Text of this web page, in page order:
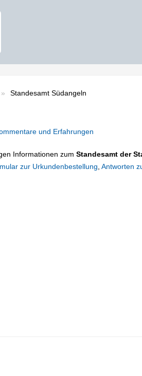
Standesamt Südangeln
und Erfahrungen
Informationen zum Standesamt der
zur Urkundenbestellung Antworten